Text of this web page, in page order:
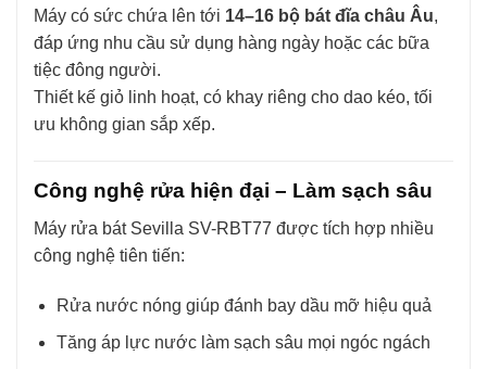
Máy có sức chứa lên tới 14–16 bộ bát đĩa châu Âu,
đáp ứng nhu cầu sử dụng hàng ngày hoặc các bữa
tiệc đông người.
Thiết kế giỏ linh hoạt, có khay riêng cho dao kéo, tối
ưu không gian sắp xếp.
Công nghệ rửa hiện đại – Làm sạch sâu
Máy rửa bát Sevilla SV-RBT77 được tích hợp nhiều
công nghệ tiên tiến:
Rửa nước nóng giúp đánh bay dầu mỡ hiệu quả
Tăng áp lực nước làm sạch sâu mọi ngóc ngách